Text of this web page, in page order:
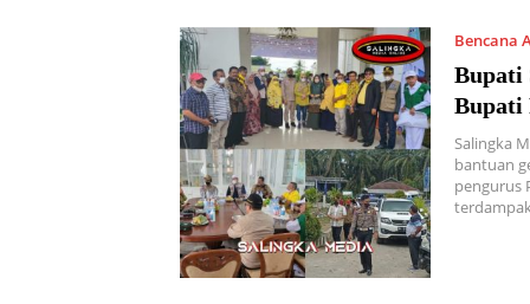
Bencana
01/03/
Bupati
Bupati
Salingka
bantuan
pengurus